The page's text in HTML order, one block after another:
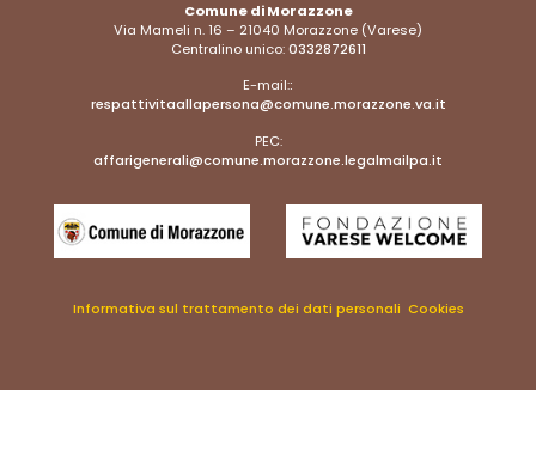
Comune di Morazzone
Via Mameli n. 16 – 21040 Morazzone (Varese)
Centralino unico:0332872611
E-mail::
respattivitaallapersona@comune.morazzone.va.it
PEC:
affarigenerali@comune.morazzone.legalmailpa.it
Informativa sul trattamento dei dati personali Cookies